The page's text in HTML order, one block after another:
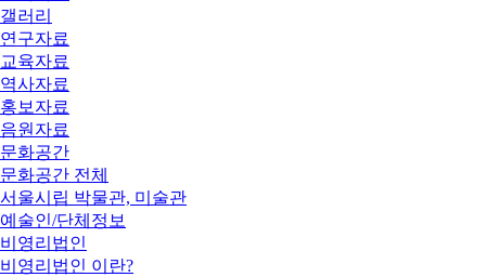
갤러리
연구자료
교육자료
역사자료
홍보자료
음원자료
문화공간
문화공간 전체
서울시립 박물관, 미술관
예술인/단체정보
비영리법인
비영리법인 이란?